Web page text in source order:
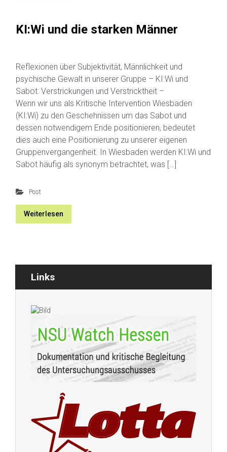
KI:Wi und die starken Männer
Reflexionen über Subjektivität, Männlichkeit und
psychische Gewalt in unserer Gruppe – KI:Wi und
Sabot: Verstrickungen und Verstricktheit –
Wenn wir uns als Kritische Intervention Wiesbaden
(KI:Wi) zu den Geschehnissen um das Sabot und
dessen notwendigem Ende positionieren, bedeutet
dies auch eine Positionierung zu unserer eigenen
Gruppenvergangenheit. In Wiesbaden werden KI:Wi und
Sabot häufig als synonym betrachtet, was […]
Post
Weiterlesen
Links